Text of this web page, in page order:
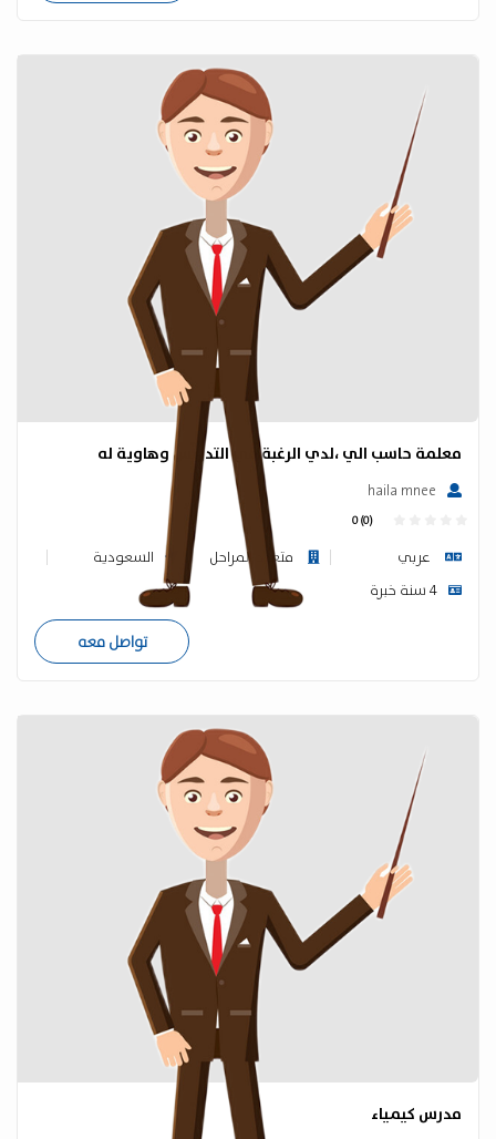
معلمة حاسب الي ،لدي الرغبة في التدريس وهاوية له
haila mnee
0 (0)
عربي متعدد المراحل
السعودية
4 سنة خبرة
تواصل معه
مدرس كيمياء